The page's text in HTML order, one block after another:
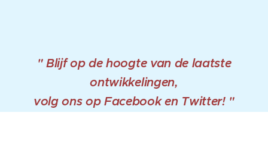
" Blijf op de hoogte van de laatste
ontwikkelingen,
volg ons op Facebook en Twitter! "